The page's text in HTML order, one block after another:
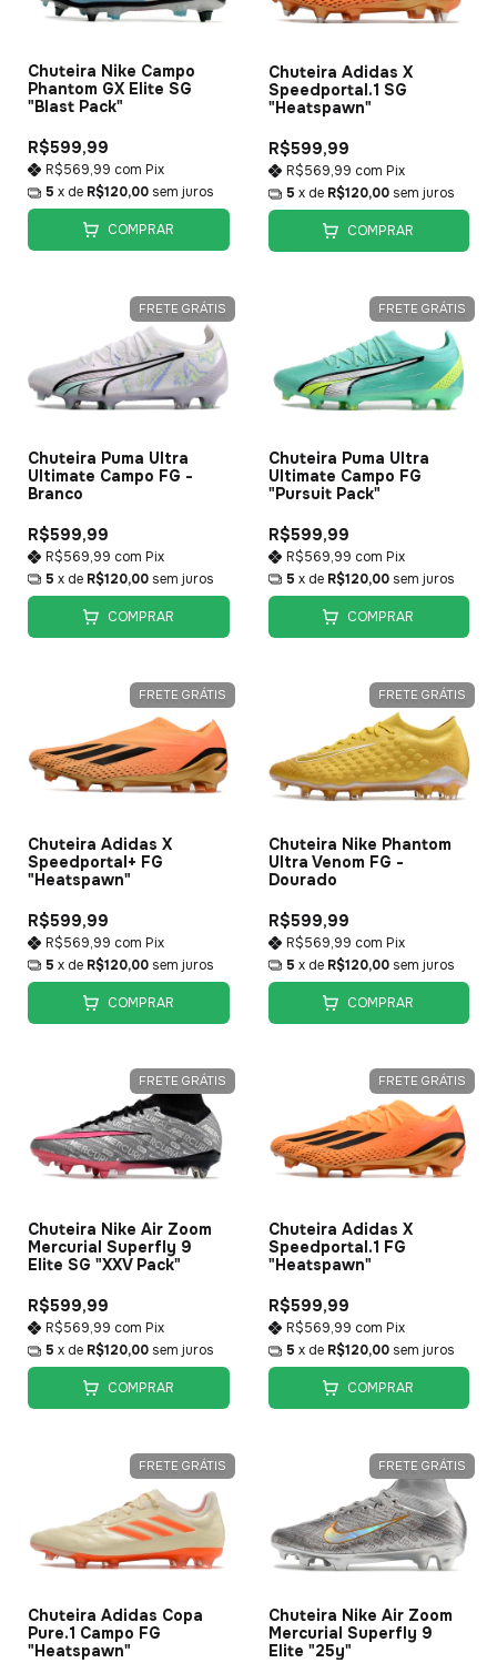
Chuteira Nike Campo
Phantom GX Elite SG
"Blast Pack"
R$599,99
R$569,99 com Pix
5 x de R$120,00 sem juros
COMPRAR
Chuteira Adidas X
Speedportal.1 SG
"Heatspawn"
R$599,99
R$569,99 com Pix
5 x de R$120,00 sem juros
COMPRAR
FRETE GRÁTIS
Chuteira Puma Ultra
Ultimate Campo FG -
Branco
R$599,99
R$569,99 com Pix
5 x de R$120,00 sem juros
COMPRAR
FRETE GRÁTIS
Chuteira Puma Ultra
Ultimate Campo FG
"Pursuit Pack"
R$599,99
R$569,99 com Pix
5 x de R$120,00 sem juros
COMPRAR
FRETE GRÁTIS
Chuteira Adidas X
Speedportal+ FG
"Heatspawn"
R$599,99
R$569,99 com Pix
5 x de R$120,00 sem juros
COMPRAR
FRETE GRÁTIS
Chuteira Nike Phantom
Ultra Venom FG -
Dourado
R$599,99
R$569,99 com Pix
5 x de R$120,00 sem juros
COMPRAR
FRETE GRÁTIS
Chuteira Nike Air Zoom
Mercurial Superfly 9
Elite SG "XXV Pack"
R$599,99
R$569,99 com Pix
5 x de R$120,00 sem juros
COMPRAR
FRETE GRÁTIS
Chuteira Adidas X
Speedportal.1 FG
"Heatspawn"
R$599,99
R$569,99 com Pix
5 x de R$120,00 sem juros
COMPRAR
FRETE GRÁTIS
Chuteira Adidas Copa
Pure.1 Campo FG
"Heatspawn"
FRETE GRÁTIS
Chuteira Nike Air Zoom
Mercurial Superfly 9
Elite "25y"